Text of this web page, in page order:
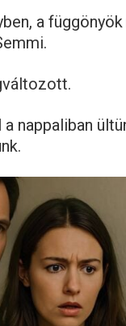
a
nappaliban